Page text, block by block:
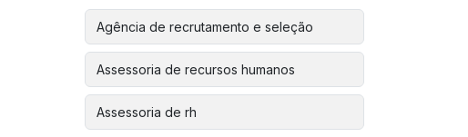
Agência de recrutamento e seleção
Assessoria de recursos humanos
Assessoria de rh